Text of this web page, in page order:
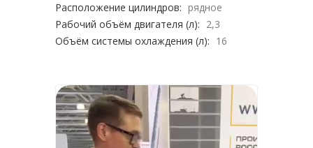
Расположение цилиндров: рядное
Рабочий объём двигателя (л): 2,3
Объём системы охлаждения (л): 16